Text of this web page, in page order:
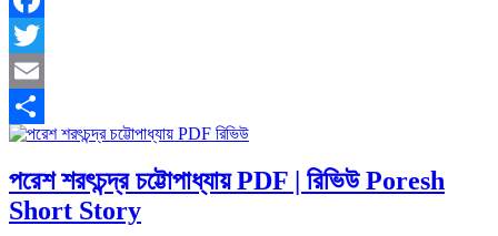
Facebook
Twitter
Email
Share
পরেশ শরৎচন্দ্র চট্টোপাধ্যায় PDF | রিভিউ Poresh
Short Story